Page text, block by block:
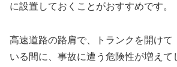
に設置しておくことがおすすめです。
高速道路の路肩で、トランクを開けて
いる間に、事故に遭う危険性が増えて